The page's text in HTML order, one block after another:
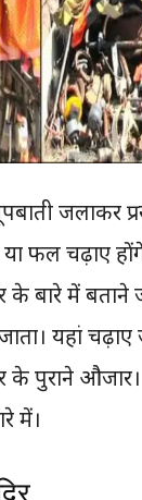
जलाकर
या फल चढ़ाए
बारे में बताने
यहां चढ़ाए
के पुराने
में।